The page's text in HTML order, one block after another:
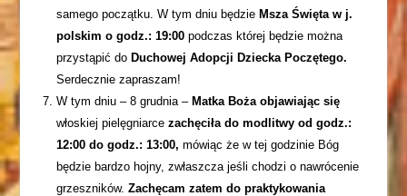
samego początku. W tym dniu będzie Msza Święta w j.
polskim o godz.: 19:00 podczas której będzie można
przystąpić do Duchowej Adopcji Dziecka Poczętego.
Serdecznie zapraszam!
W tym dniu – 8 grudnia – Matka Boża objawiając się
włoskiej pielęgniarcezachęciła do modlitwy od godz.:
12:00 do godz.: 13:00, mówiąc że w tej godzinie Bóg
będzie bardzo hojny, zwłaszcza jeśli chodzi o nawrócenie
grzeszników.Zachęcam zatem do praktykowania